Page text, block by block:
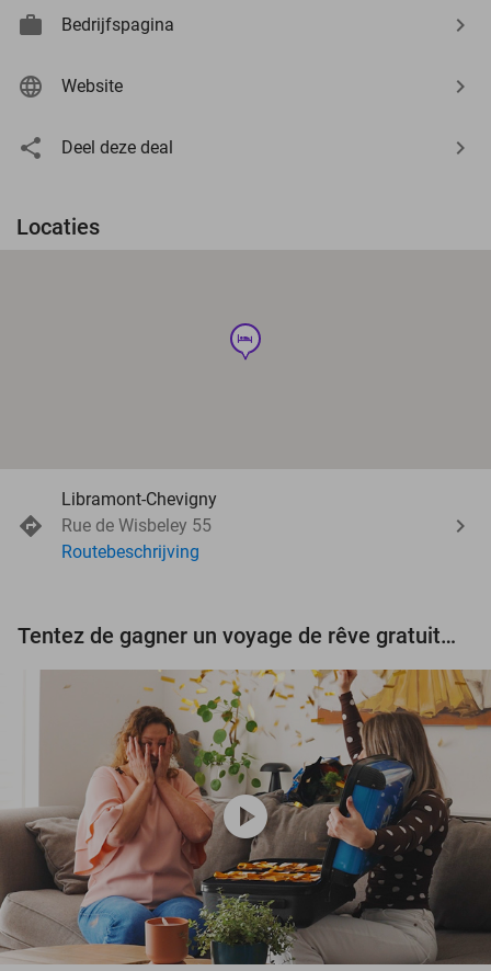
Bedrijfspagina
Website
Deel deze deal
Locaties
hotel
Libramont-Chevigny
Rue de Wisbeley 55
Routebeschrijving
Tentez de gagner un voyage de rêve gratuit d'une valeur de 3.000 € !
play_circle